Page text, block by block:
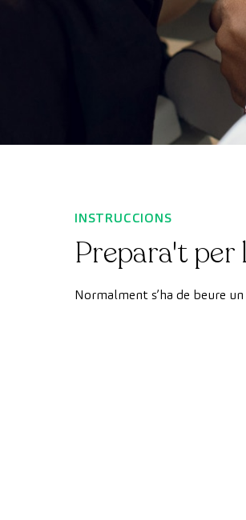
INSTRUCCIONS
Prepara't per
Normalment s’ha de beure